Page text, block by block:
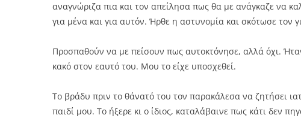
αναγνώριζα πια και τον απείλησα πως θα με ανάγκαζε να
για μένα και για αυτόν. Ήρθε η αστυνομία και σκότωσε τον
Προσπαθούν να με πείσουν πως αυτοκτόνησε, αλλά όχι.
κακό στον εαυτό του. Μου το είχε υποσχεθεί.
Το βράδυ πριν το θάνατό του τον παρακάλεσα να ζητήσει
παιδί μου. Το ήξερε κι ο ίδιος, καταλάβαινε πως κάτι δεν